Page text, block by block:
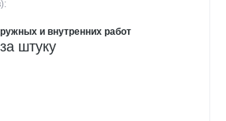
и внутренних работ
штуку